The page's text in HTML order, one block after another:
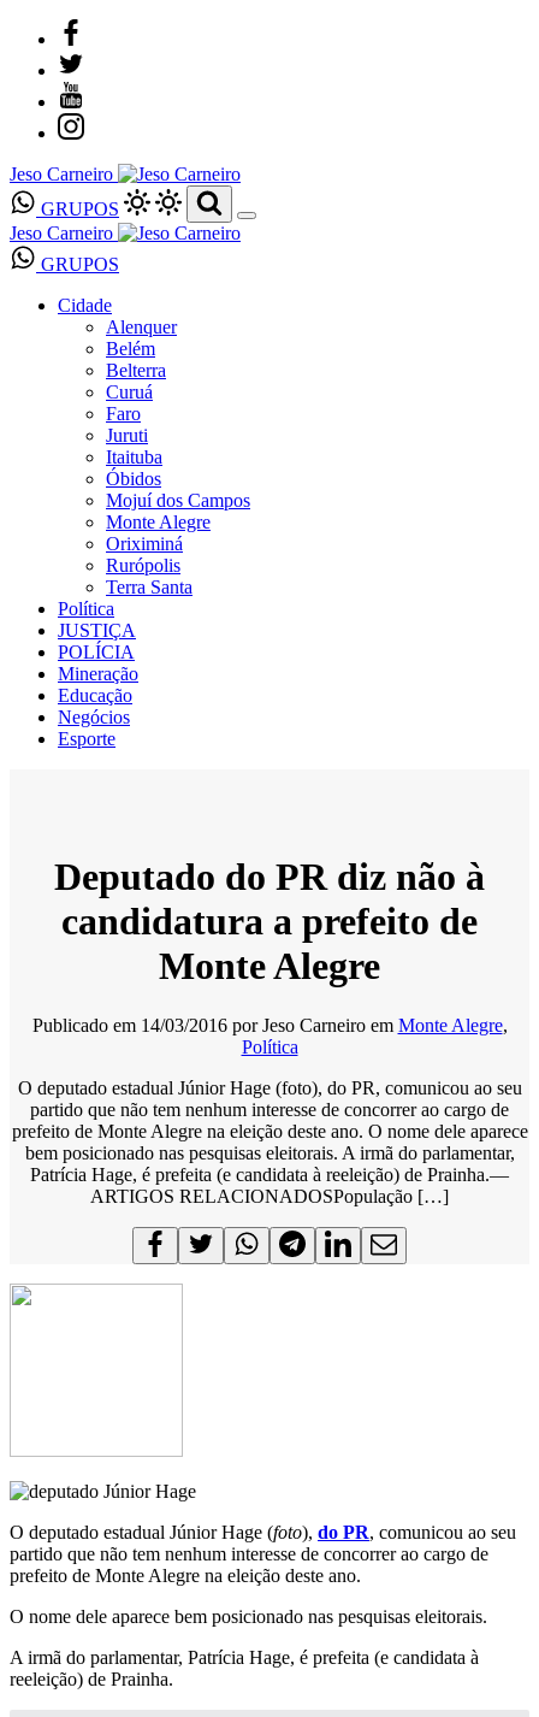
Jeso Carneiro
GRUPOS
Jeso Carneiro
GRUPOS
Cidade
Alenquer
Belém
Belterra
Curuá
Faro
Juruti
Itaituba
Óbidos
Mojuí dos Campos
Monte Alegre
Oriximiná
Rurópolis
Terra Santa
Política
JUSTIÇA
POLÍCIA
Mineração
Educação
Negócios
Esporte
Deputado do PR diz não à
candidatura a prefeito de
Monte Alegre
Publicado em 14/03/2016 porJeso Carneiro em Monte Alegre,
Política
O deputado estadual Júnior Hage (foto), do PR, comunicou ao seu
partido que não tem nenhum interesse de concorrer ao cargo de
prefeito de Monte Alegre na eleição deste ano. O nome dele aparece
bem posicionado nas pesquisas eleitorais. A irmã do parlamentar,
Patrícia Hage, é prefeita (e candidata à reeleição) de Prainha.—
ARTIGOS RELACIONADOSPopulação […]
O deputado estadual Júnior Hage (foto), do PR, comunicou ao seu
partido que não tem nenhum interesse de concorrer ao cargo de
prefeito de Monte Alegre na eleição deste ano.
O nome dele aparece bem posicionado nas pesquisas eleitorais.
A irmã do parlamentar, Patrícia Hage, é prefeita (e candidata à
reeleição) de Prainha.